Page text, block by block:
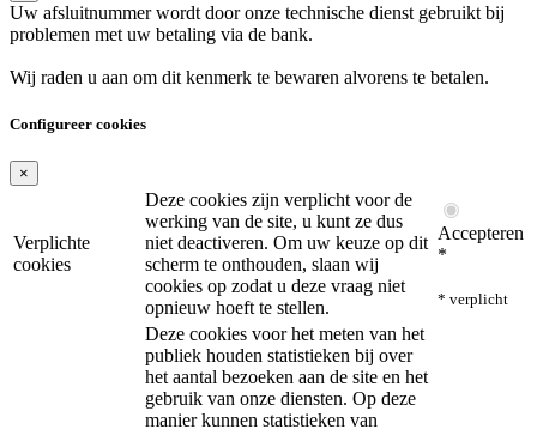
Uw afsluitnummer wordt door onze technische dienst gebruikt bij
problemen met uw betaling via de bank.
Wij raden u aan om dit kenmerk te bewaren alvorens te betalen.
Configureer cookies
×
Verplichte
cookies
Deze cookies zijn verplicht voor de
werking van de site, u kunt ze dus
niet deactiveren. Om uw keuze op dit
scherm te onthouden, slaan wij
cookies op zodat u deze vraag niet
opnieuw hoeft te stellen.
Accepteren
*
* verplicht
Deze cookies voor het meten van het
publiek houden statistieken bij over
het aantal bezoeken aan de site en het
gebruik van onze diensten. Op deze
manier kunnen statistieken van